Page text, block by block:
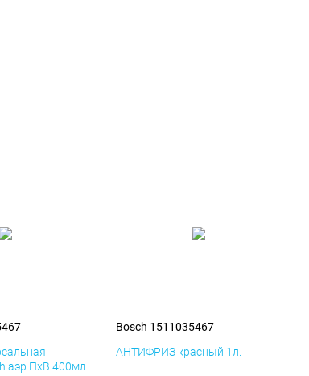
аэр ПхВ 400мл
Bosch 1511035467
АНТИФРИЗ красный 1л.